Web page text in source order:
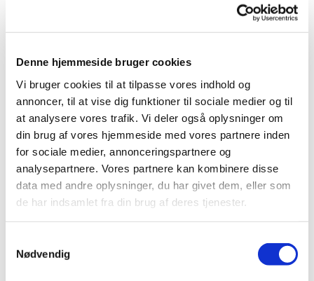
Denne hjemmeside bruger cookies
Vi bruger cookies til at tilpasse vores indhold og
annoncer, til at vise dig funktioner til sociale medier og til
at analysere vores trafik. Vi deler også oplysninger om
din brug af vores hjemmeside med vores partnere inden
for sociale medier, annonceringspartnere og
analysepartnere. Vores partnere kan kombinere disse
data med andre oplysninger, du har givet dem, eller som
de har indsamlet fra din brug af deres tjenester.
Nødvendig
Stickers
Tipper & øvehænder
Værktøj
Water Decals
Jule Nailart
Påske Nailart
Kurser
Vippe Produkter
LASH LIFT
VIPPER
Silke
Ultra soft flat cashmere
Volume